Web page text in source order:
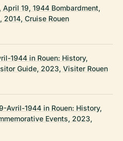
19, 1944 Bombardment,
2014, Cruise Rouen
1944 in Rouen: History,
Guide, 2023, Visiter Rouen
Avril-1944 in Rouen: History,
Events, 2023,